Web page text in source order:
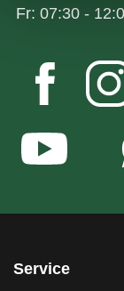
Service
Fr: 07:30 -